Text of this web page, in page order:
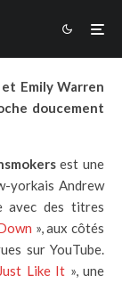
Emily Warren
doucement
est une
yorkais Andrew
avec des titres
», aux côtés
sur YouTube.
Like It », une